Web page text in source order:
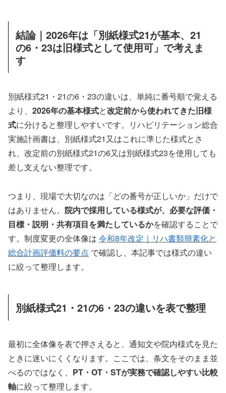
結論｜2026年は「別紙様式21が基本、21
の6・23は旧様式として使用可」で考えま
す
別紙様式21・21の6・23の違いは、単純に番号順で覚える
より、 2026年の基本様式と改定前から使われてきた旧様
式に分けると整理しやすいです。リハビリテーション総合
実施計画書は、別紙様式21又はこれに準じた様式とさ
れ、改定前の別紙様式21の6又は別紙様式23を使用しても
差し支えない整理です。
つまり、現場で大切なのは「どの番号が正しいか」だけで
はありません。 院内で採用している様式が、必要な評価・
目標・説明・共有項目を満たしているかを確認することで
す。制度変更の全体像は 令和8年改定｜リハ書類簡素化と
総合計画評価料の要点 で確認し、本記事では様式の違い
に絞って整理します。
別紙様式21・21の6・23の違いを表で整理
最初に全体像を表で押さえると、通知文や院内様式を見た
ときに迷いにくくなります。ここでは、条文をそのまま並
べるのではなく、 PT・OT・STが実務で確認しやすい比較
軸に絞って整理します。